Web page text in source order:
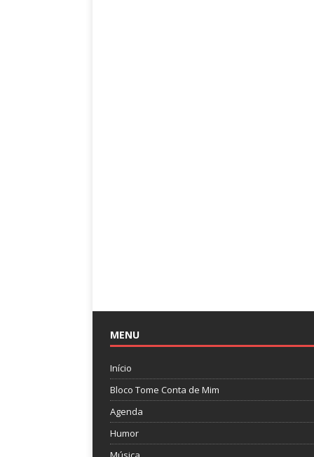
MENU
Início
Bloco Tome Conta de Mim
Agenda
Humor